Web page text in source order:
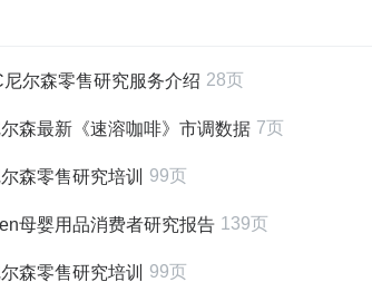
尼尔森零售研究服务介绍 28页
森最新《速溶咖啡》市调数据 7页
森零售研究培训 99页
母婴用品消费者研究报告 139页
森零售研究培训 99页